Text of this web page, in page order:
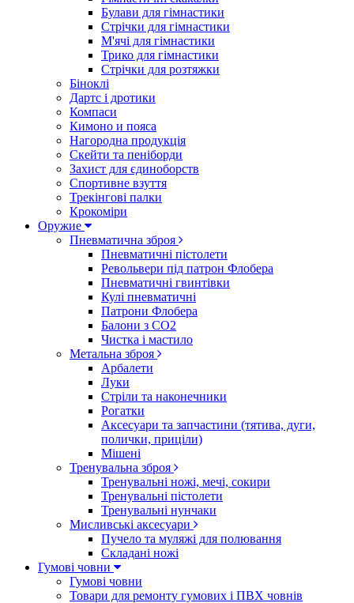
Булави для гімнастики
Стрічки для гімнастики
М'ячі для гімнастики
Трико для гімнастики
Стрічки для розтяжки
Біноклі
Дартс і дротики
Компаси
Кимоно и пояса
Нагородна продукція
Скейти та пеніборди
Захист для єдиноборств
Спортивне взуття
Трекінгові палки
Крокоміри
Оружие
Пневматична зброя
Пневматичні пістолети
Револьвери під патрон Флобера
Пневматичні гвинтівки
Кулі пневматичні
Патрони Флобера
Балони з CO2
Чистка і мастило
Метальна зброя
Арбалети
Луки
Стріли та наконечники
Рогатки
Аксесуари та запчастини (тятива, дуги,
полички, приціли)
Мішені
Тренувальна зброя
Тренувальні ножі, мечі, сокири
Тренувальні пістолети
Тренувальні нунчаки
Мисливські аксесуари
Пучело та муляжі для полювання
Складані ножі
Гумові човни
Гумові човни
Товари для ремонту гумових і ПВХ човнів